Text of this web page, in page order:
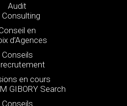
Audit
Consulting
en
d’Agences
Conseils
en cours
GIBORY Search
Conseils